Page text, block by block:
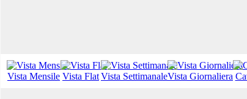
Vista Mensile Vista FlatVista SettimanaleVista Giornaliera